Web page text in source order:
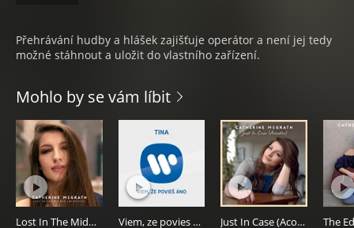
Přehrávání hudby a hlášek zajišťuje operátor a není jej tedy
možné stáhnout a uložit do vlastního zařízení.
Mohlo by se vám líbit
Lost In The Middle (Acoustic) Viem, ze povies ano Just In Case (Acoustic)